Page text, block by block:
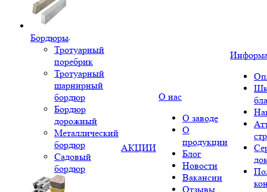
Бордюры
Тротуарный
поребрик
Тротуарный
шарнирный
бордюр
Бордюр
дорожный
Металлический
бордюр
Садовый
бордюр
АКЦИИ
О нас
О заводе
О
продукции
Блог
Новости
Вакансии
Отзывы